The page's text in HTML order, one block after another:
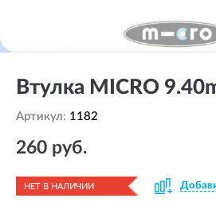
Втулка MICRO
Артикул: 1182
260 руб.
НЕТ В НАЛИЧИИ